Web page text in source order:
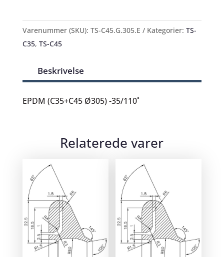
Varenummer (SKU): TS-C45.G.305.E Kategorier: TS-
C35, TS-C45
Beskrivelse
EPDM (C35+C45 Ø305) -35/110˚
Relaterede varer